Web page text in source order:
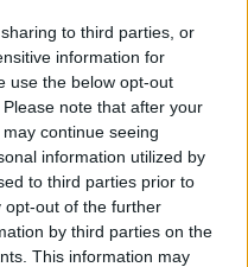
to third parties, or
information for
use the below opt-out
note that after your
continue seeing
information utilized by
to third parties prior to
opt-out of the further
by third parties on the
This information may
GSM hálózatán.
WAP-hozzáférése és
segítségével nyomon
műsorait, sorozatait,
került részét -illetve a
később a Heti Hetes
de látható-hallható az